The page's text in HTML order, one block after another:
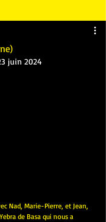
juin 2024
5.
Nad, Marie-Pierre, et Jean,
de Basa qui nous a